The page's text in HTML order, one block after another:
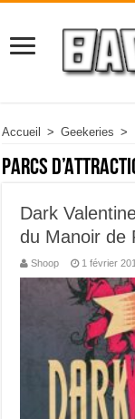
Accueil > Geekeries >
Parcs
Dark
du Manoir de
Shoop 1 février